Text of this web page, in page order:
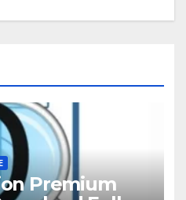
Premium